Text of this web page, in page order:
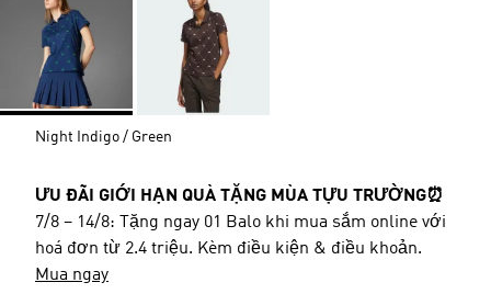
Night Indigo / Green
ƯU ĐÃI GIỚI HẠN QUÀ TẶNG MÙA TỰU TRƯỜNG⏰
7/8 – 14/8: Tặng ngay 01 Balo khi mua sắm online với
hoá đơn từ 2.4 triệu. Kèm điều kiện & điều khoản.
Mua ngay